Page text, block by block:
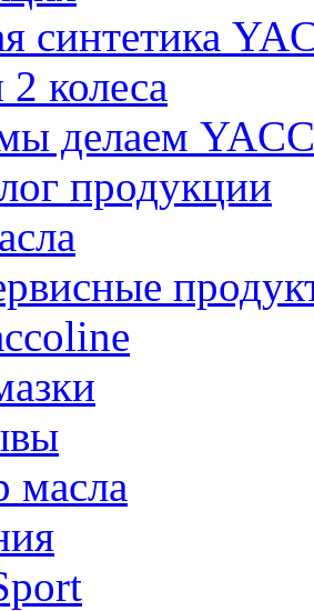
синтетика
колеса
делаем
продукции
масла